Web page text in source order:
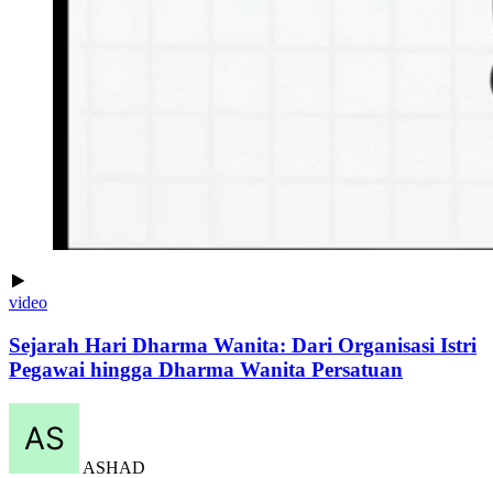
video
Sejarah Hari Dharma Wanita: Dari Organisasi Istri
Pegawai hingga Dharma Wanita Persatuan
ASHAD